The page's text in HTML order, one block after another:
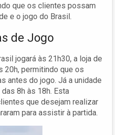
que os clientes possam
e o jogo do Brasil.
de Jogo
jogará às 21h30, a loja de
20h, permitindo que os
antes do jogo. Já a unidade
8h às 18h. Esta
que desejam realizar
para assistir à partida.